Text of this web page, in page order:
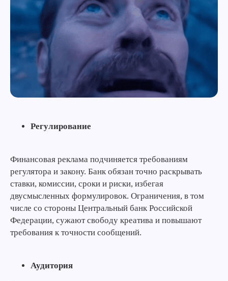
Регулирование
Финансовая реклама подчиняется требованиям
регулятора и закону. Банк обязан точно раскрывать
ставки, комиссии, сроки и риски, избегая
двусмысленных формулировок. Ограничения, в том
числе со стороны Центральный банк Российской
Федерации, сужают свободу креатива и повышают
требования к точности сообщений.
Аудитория